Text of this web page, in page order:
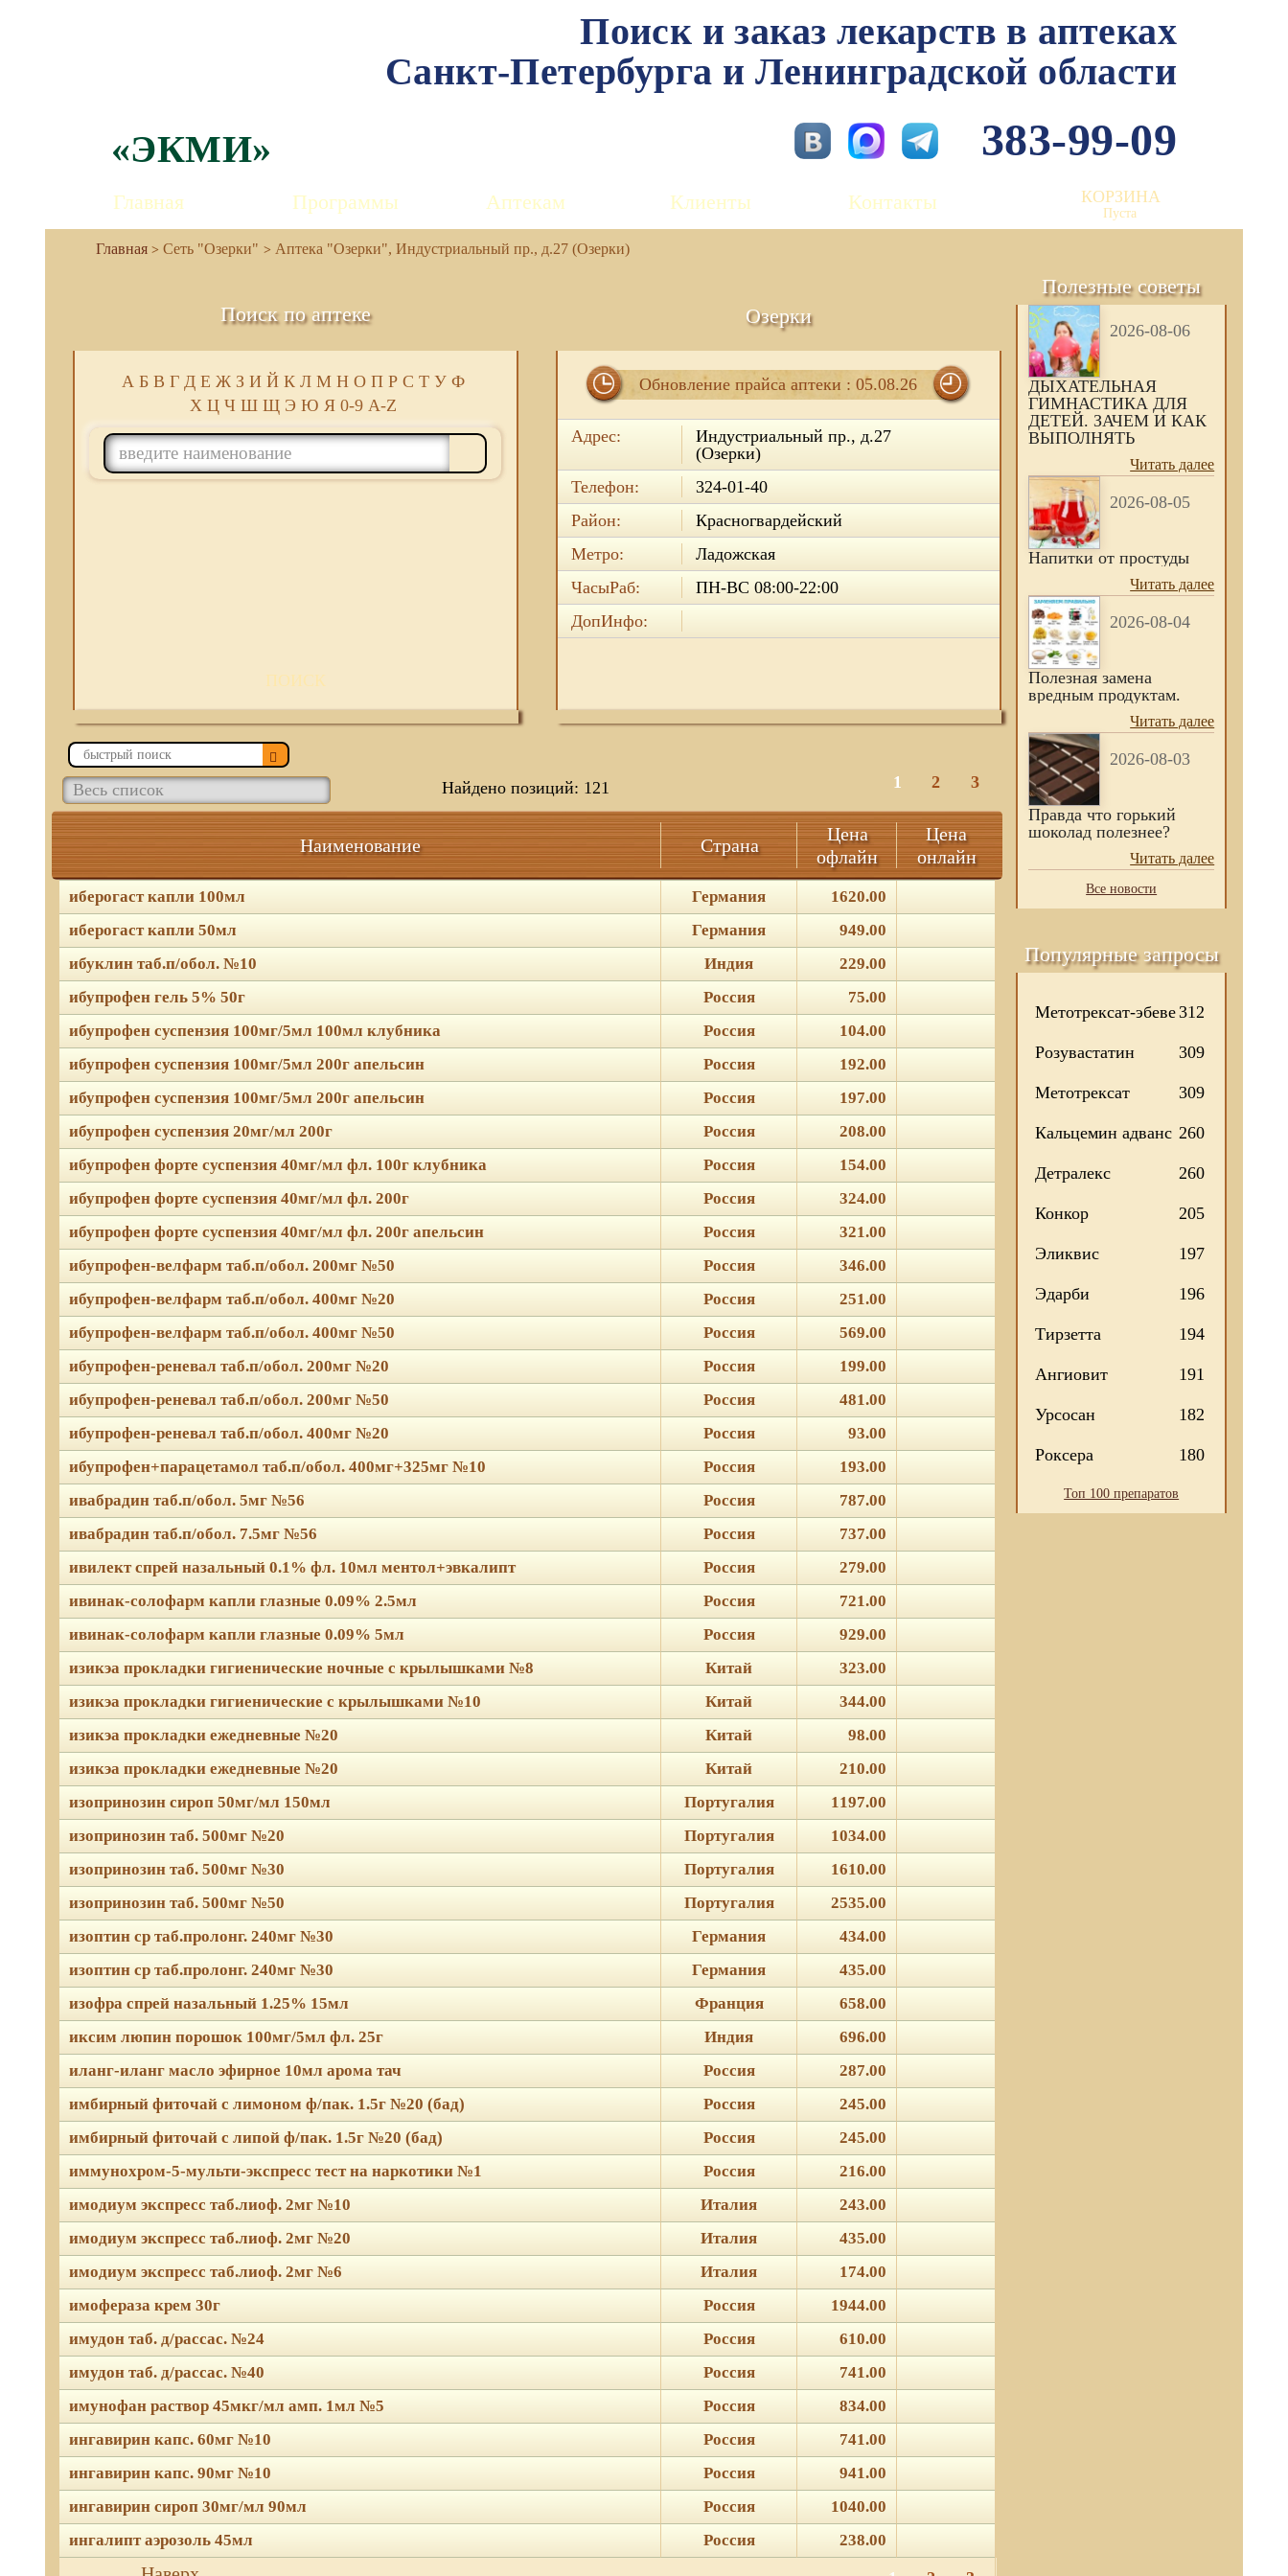
Поиск и заказ лекарств в аптеках
Санкт-Петербурга и Ленинградской области
383-99-09
«ЭКМИ»
Главная Программы Аптекам Клиенты Контакты КОРЗИНА
Пуста
Сеть "Озерки" Аптека "Озерки", Индустриальный пр., д.27 (Озерки)
Поиск по аптеке
А Б В Г Д Е Ж З И Й К Л М Н О П Р С Т У Ф
Х Ц Ч Ш Щ Э Ю Я 0-9 A-Z
ПОИСК
Озерки
Обновление прайса аптеки : 05.08.26
Адрес:
Индустриальный пр., д.27
(Озерки)
Телефон:
324-01-40
Район:
Красногвардейский
Метро:
Ладожская
ЧасыРаб:
ПН-ВС 08:00-22:00
ДопИнфо:
Найдено позиций: 121 1 2 3
Наименование Страна
Цена
офлайн
Цена
онлайн
иберогаст капли 100мл Германия
1620.00
иберогаст капли 50мл
Германия
949.00
ибуклин таб.п/обол. №10
Индия
229.00
ибупрофен гель 5% 50г
Россия
75.00
ибупрофен суспензия 100мг/5мл 100мл клубника
Россия
104.00
ибупрофен суспензия 100мг/5мл 200г апельсин
Россия
192.00
ибупрофен суспензия 100мг/5мл 200г апельсин
Россия
197.00
ибупрофен суспензия 20мг/мл 200г
Россия
208.00
ибупрофен форте суспензия 40мг/мл фл. 100г клубника
Россия
154.00
ибупрофен форте суспензия 40мг/мл фл. 200г
Россия
324.00
ибупрофен форте суспензия 40мг/мл фл. 200г апельсин
Россия
321.00
ибупрофен-велфарм таб.п/обол. 200мг №50
Россия
346.00
ибупрофен-велфарм таб.п/обол. 400мг №20
Россия
251.00
ибупрофен-велфарм таб.п/обол. 400мг №50
Россия
569.00
ибупрофен-реневал таб.п/обол. 200мг №20
Россия
199.00
ибупрофен-реневал таб.п/обол. 200мг №50
Россия
481.00
ибупрофен-реневал таб.п/обол. 400мг №20
Россия
93.00
ибупрофен+парацетамол таб.п/обол. 400мг+325мг №10
Россия
193.00
ивабрадин таб.п/обол. 5мг №56
Россия
787.00
ивабрадин таб.п/обол. 7.5мг №56
Россия
737.00
ивилект спрей назальный 0.1% фл. 10мл ментол+эвкалипт
Россия
279.00
ивинак-солофарм капли глазные 0.09% 2.5мл
Россия
721.00
ивинак-солофарм капли глазные 0.09% 5мл
Россия
929.00
изикэа прокладки гигиенические ночные с крылышками №8
Китай
323.00
изикэа прокладки гигиенические с крылышками №10
Китай
344.00
изикэа прокладки ежедневные №20
Китай
98.00
изикэа прокладки ежедневные №20
Китай
210.00
изопринозин сироп 50мг/мл 150мл
Португалия
1197.00
изопринозин таб. 500мг №20
Португалия
1034.00
изопринозин таб. 500мг №30
Португалия
1610.00
изопринозин таб. 500мг №50
Португалия
2535.00
изоптин ср таб.пролонг. 240мг №30
Германия
434.00
изоптин ср таб.пролонг. 240мг №30
Германия
435.00
изофра спрей назальный 1.25% 15мл
Франция
658.00
иксим люпин порошок 100мг/5мл фл. 25г
Индия
696.00
иланг-иланг масло эфирное 10мл арома тач
Россия
287.00
имбирный фиточай с лимоном ф/пак. 1.5г №20 (бад)
Россия
245.00
имбирный фиточай с липой ф/пак. 1.5г №20 (бад)
Россия
245.00
иммунохром-5-мульти-экспресс тест на наркотики №1
Россия
216.00
имодиум экспресс таб.лиоф. 2мг №10
Италия
243.00
имодиум экспресс таб.лиоф. 2мг №20
Италия
435.00
имодиум экспресс таб.лиоф. 2мг №6
Италия
174.00
имофераза крем 30г
Россия
1944.00
имудон таб. д/рассас. №24
Россия
610.00
имудон таб. д/рассас. №40
Россия
741.00
имунофан раствор 45мкг/мл амп. 1мл №5
Россия
834.00
ингавирин капс. 60мг №10
Россия
741.00
ингавирин капс. 90мг №10
Россия
941.00
ингавирин сироп 30мг/мл 90мл
Россия
1040.00
ингалипт аэрозоль 45мл
Россия 238.00
Полезные советы
2026-08-06
ДЫХАТЕЛЬНАЯ
ГИМНАСТИКА ДЛЯ
ДЕТЕЙ. ЗАЧЕМ И КАК
ВЫПОЛНЯТЬ
Читать далее
2026-08-05
Напитки от простуды
Читать далее
2026-08-04
Полезная замена
вредным продуктам.
Читать далее
2026-08-03
Правда что горький
шоколад полезнее?
Читать далее
Все новости
Популярные запросы
Метотрексат-эбеве312
Розувастатин 309
Метотрексат 309
Кальцемин адванс 260
Детралекс 260
Конкор 205
Эликвис 197
Эдарби 196
Тирзетта 194
Ангиовит 191
Урсосан 182
Роксера 180
Топ 100 препаратов
Мы используем файлы Сookie для корректной работы веб-сайта. Подробности - вПолитике в отношении обработки